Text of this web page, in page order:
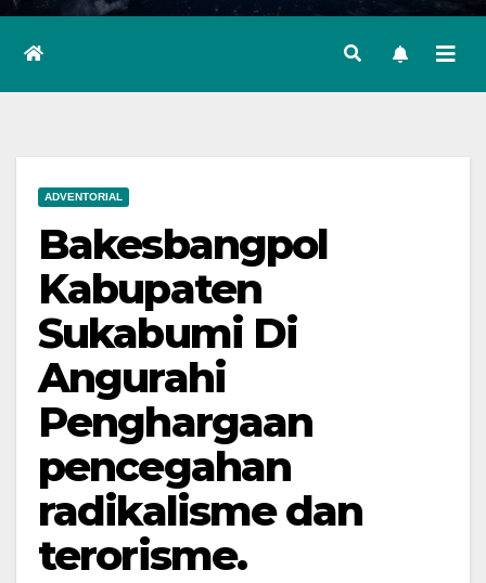
ADVENTORIAL
Bakesbangpol
Kabupaten
Sukabumi Di
Angurahi
Penghargaan
pencegahan
radikalisme dan
terorisme.